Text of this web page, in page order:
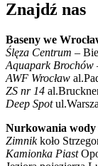
Znajdź nas
Baseny we
Ślęza Centrum –
Aquapark Brochów
AWF Wrocław
ZS nr 14
Deep Spot
Nurkowania wody
Zimnikkoło
Kamionka Piast